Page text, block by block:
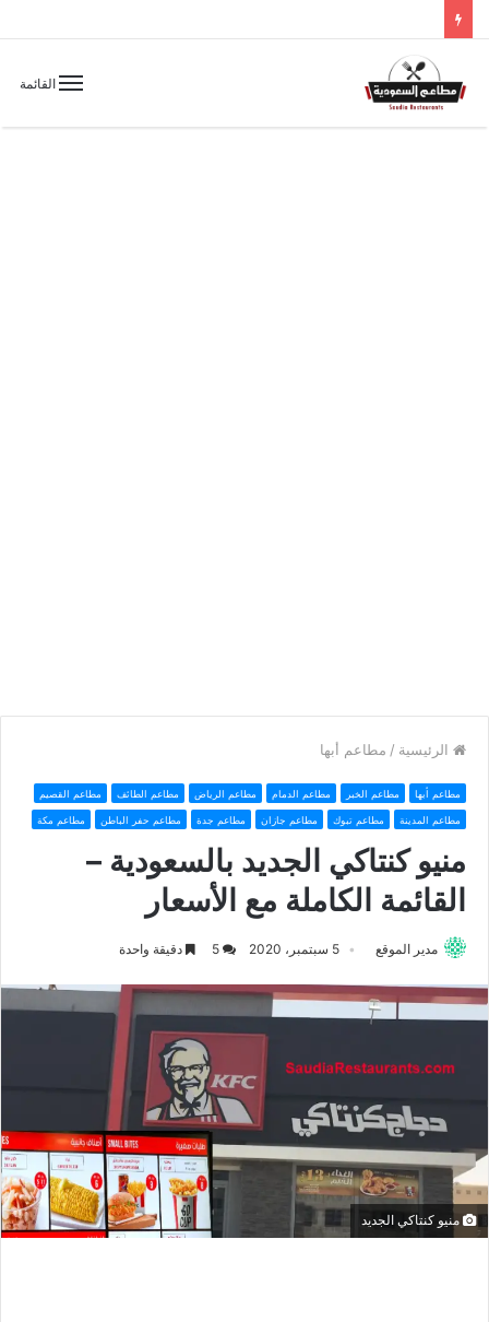
القائمة
الرئيسية / مطاعم أبها
مطاعم أبها مطاعم الخبر مطاعم الدمام مطاعم الرياض مطاعم الطائف مطاعم القصيم
مطاعم المدينة مطاعم تبوك مطاعم جازان مطاعم جدة مطاعم حفر الباطن مطاعم مكة
منيو كنتاكي الجديد بالسعودية –
القائمة الكاملة مع الأسعار
مدير الموقع 5 سبتمبر، 2020 دقيقة واحدة
منيو كنتاكي الجديد